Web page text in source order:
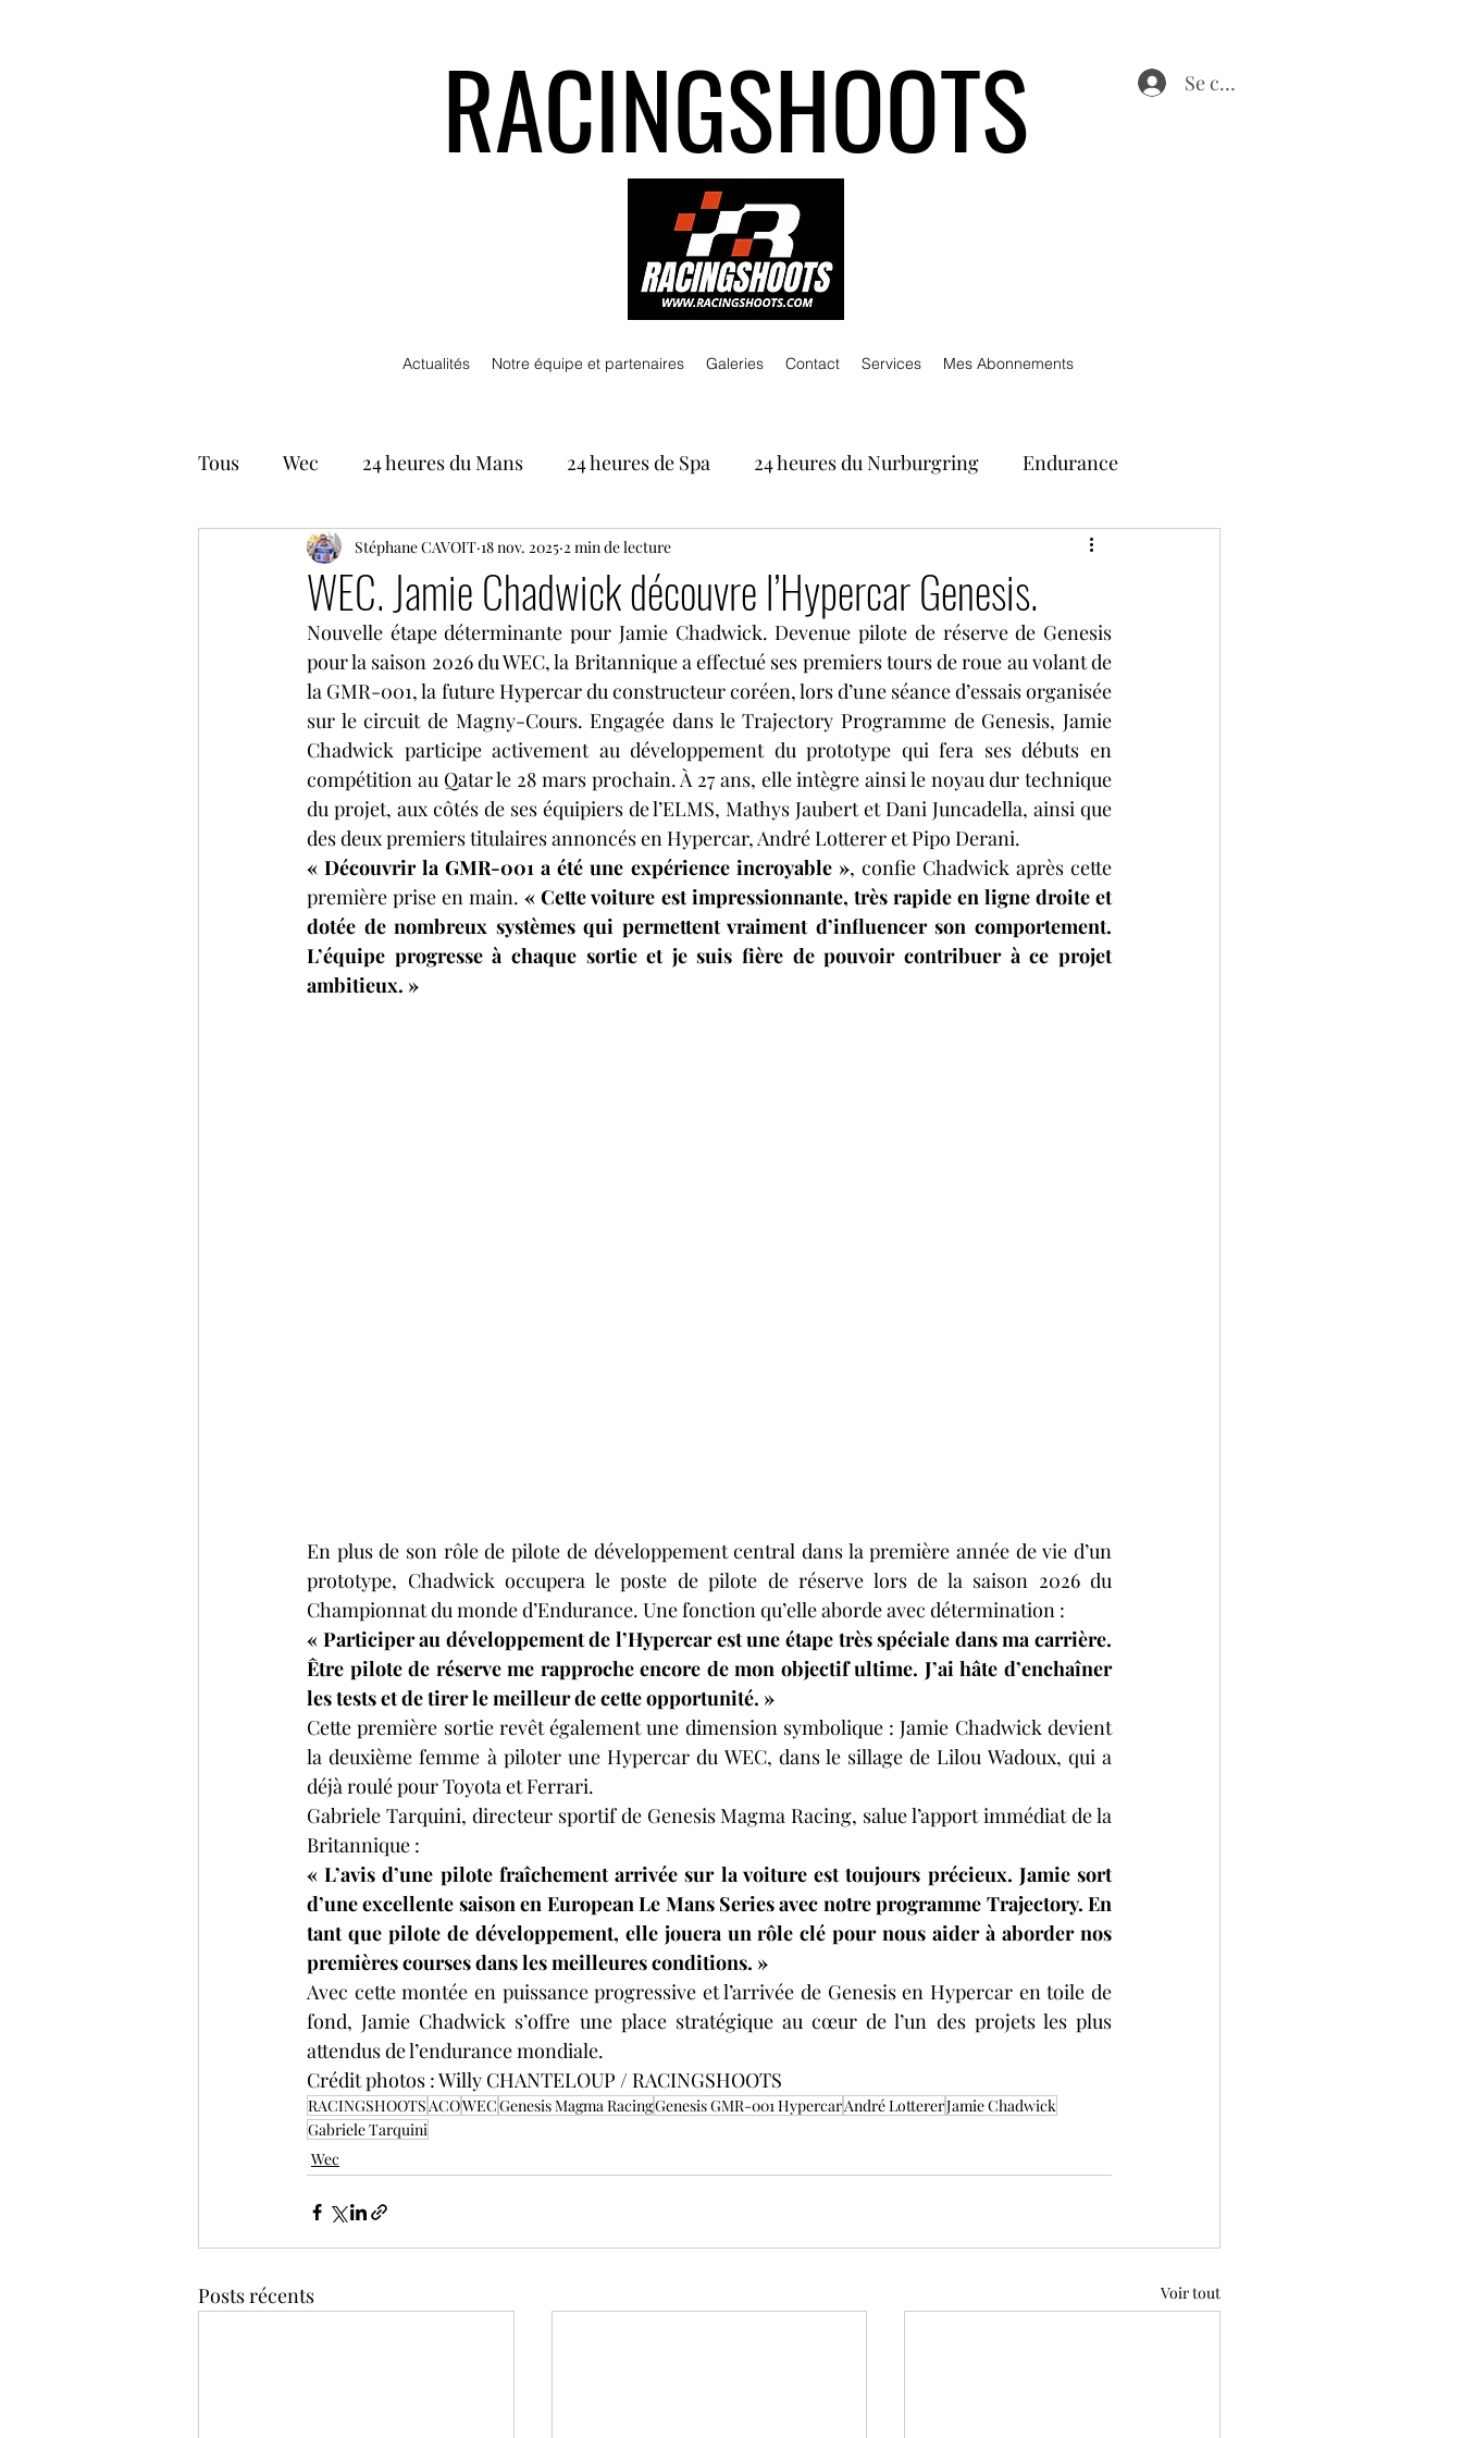
RACINGSHOOTS
Actualités Notre équipe et partenaires Galeries Contact Services Mes Abonnements
Se connecter
Tous Wec 24 heures du Mans 24 heures de Spa 24 heures du Nurburgring Endurance
F1 Moto GP 24 heures du Mans motos Divers
Coupe de France des circuits Histoire Le Mans Classic Tour Auto GP de France historique
GP historique de Monaco Coupes de Pâques Nogaro TTE Superbike Bol d'Or Camions
GT World Challenge Lamborghini Super Trofeo Open Formula Series 2 tours d'horloge
WEC. Jamie Chadwick découvre l’Hypercar Genesis.
Stéphane CAVOIT 18 nov. 2025 2 min de lecture
Nouvelle étape déterminante pour Jamie Chadwick. Devenue pilote de réserve de Genesis
pour la saison 2026 du WEC, la Britannique a effectué ses premiers tours de roue au volant de
la GMR-001, la future Hypercar du constructeur coréen, lors d’une séance d’essais organisée
sur le circuit de Magny-Cours. Engagée dans le Trajectory Programme de Genesis, Jamie
Chadwick participe activement au développement du prototype qui fera ses débuts en
compétition au Qatar le 28 mars prochain. À 27 ans, elle intègre ainsi le noyau dur technique
du projet, aux côtés de ses équipiers de l’ELMS, Mathys Jaubert et Dani Juncadella, ainsi que
des deux premiers titulaires annoncés en Hypercar, André Lotterer et Pipo Derani.
« Découvrir la GMR-001 a été une expérience incroyable », confie Chadwick après cette
première prise en main. « Cette voiture est impressionnante, très rapide en ligne droite et
dotée de nombreux systèmes qui permettent vraiment d’influencer son comportement.
L’équipe progresse à chaque sortie et je suis fière de pouvoir contribuer à ce projet
ambitieux. »
En plus de son rôle de pilote de développement central dans la première année de vie d’un
prototype, Chadwick occupera le poste de pilote de réserve lors de la saison 2026 du
Championnat du monde d’Endurance. Une fonction qu’elle aborde avec détermination :
« Participer au développement de l’Hypercar est une étape très spéciale dans ma carrière.
Être pilote de réserve me rapproche encore de mon objectif ultime. J’ai hâte d’enchaîner
les tests et de tirer le meilleur de cette opportunité. »
Cette première sortie revêt également une dimension symbolique : Jamie Chadwick devient
la deuxième femme à piloter une Hypercar du WEC, dans le sillage de Lilou Wadoux, qui a
déjà roulé pour Toyota et Ferrari.
Gabriele Tarquini, directeur sportif de Genesis Magma Racing, salue l’apport immédiat de la
Britannique :
« L’avis d’une pilote fraîchement arrivée sur la voiture est toujours précieux. Jamie sort
d’une excellente saison en European Le Mans Series avec notre programme Trajectory. En
tant que pilote de développement, elle jouera un rôle clé pour nous aider à aborder nos
premières courses dans les meilleures conditions. »
Avec cette montée en puissance progressive et l’arrivée de Genesis en Hypercar en toile de
fond, Jamie Chadwick s’offre une place stratégique au cœur de l’un des projets les plus
attendus de l’endurance mondiale.
Crédit photos : Willy CHANTELOUP / RACINGSHOOTS
RACINGSHOOTSACOWECGenesis Magma RacingGenesis GMR-001 HypercarAndré LottererJamie Chadwick
Gabriele Tarquini
Wec
Posts récents Voir tout